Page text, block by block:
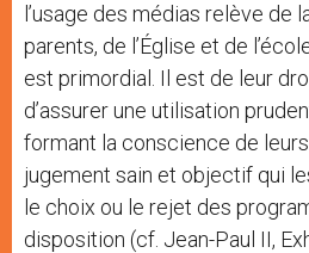
l’usage des médias relève de
parents, de l’Église et de
est primordial. Il est de leur
d’assurer une utilisation
formant la conscience de
jugement sain et objectif qui
le choix ou le rejet des
disposition (cf. Jean-Paul II,